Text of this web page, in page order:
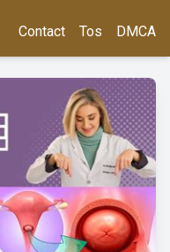
Contact Tos DMCA